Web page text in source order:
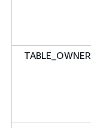
TABLE_OWNER